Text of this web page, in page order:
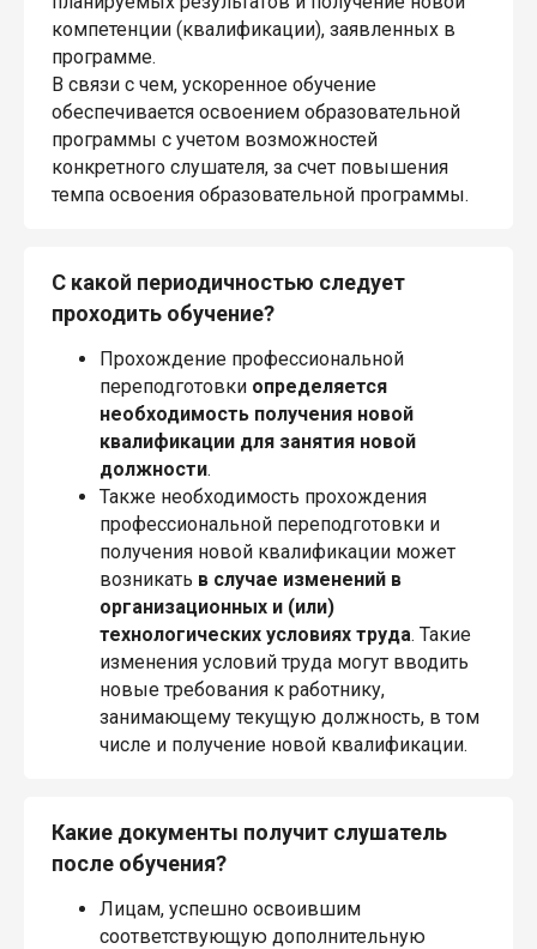
компетенции (квалификации), заявленных в
программе.
В связи с чем, ускоренное обучение
обеспечивается освоением образовательной
программы с учетом возможностей
конкретного слушателя, за счет повышения
темпа освоения образовательной программы.
С какой периодичностью следует
проходить обучение?
Прохождение профессиональной
переподготовки определяется
необходимость получения новой
квалификации для занятия новой
должности.
Также необходимость прохождения
профессиональной переподготовки и
получения новой квалификации может
возникать в случае изменений в
организационных и (или)
технологических условиях труда. Такие
изменения условий труда могут вводить
новые требования к работнику,
занимающему текущую должность, в том
числе и получение новой квалификации.
Какие документы получит слушатель
после обучения?
Лицам, успешно освоившим
соответствующую дополнительную